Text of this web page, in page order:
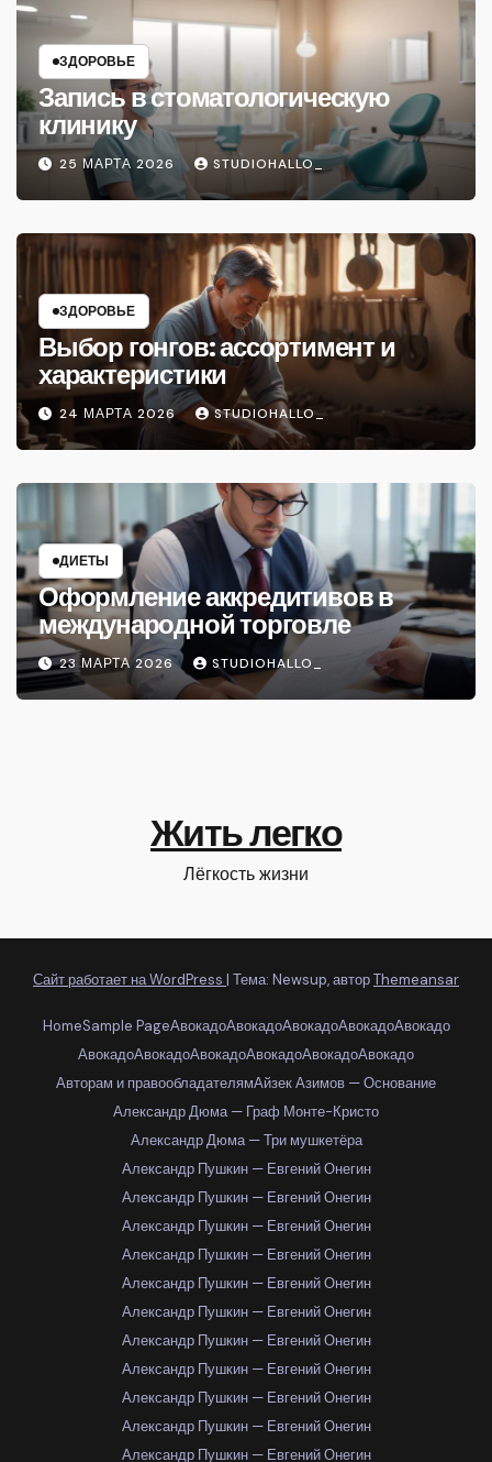
ЗДОРОВЬЕ
Запись в стоматологическую
клинику
25 МАРТА 2026 STUDIOHALLO_
ЗДОРОВЬЕ
Выбор гонгов: ассортимент и
характеристики
24 МАРТА 2026 STUDIOHALLO_
ДИЕТЫ
Оформление аккредитивов в
международной торговле
23 МАРТА 2026 STUDIOHALLO_
Жить легко
Лёгкость жизни
Сайт работает на WordPress | Тема: Newsup, авторThemeansar
HomeSample PageАвокадоАвокадоАвокадоАвокадоАвокадо
АвокадоАвокадоАвокадоАвокадоАвокадоАвокадо
Авторам и правообладателямАйзек Азимов — Основание
Александр Дюма — Граф Монте-Кристо
Александр Дюма — Три мушкетёра
Александр Пушкин — Евгений Онегин
Александр Пушкин — Евгений Онегин
Александр Пушкин — Евгений Онегин
Александр Пушкин — Евгений Онегин
Александр Пушкин — Евгений Онегин
Александр Пушкин — Евгений Онегин
Александр Пушкин — Евгений Онегин
Александр Пушкин — Евгений Онегин
Александр Пушкин — Евгений Онегин
Александр Пушкин — Евгений Онегин
Александр Пушкин — Евгений Онегин